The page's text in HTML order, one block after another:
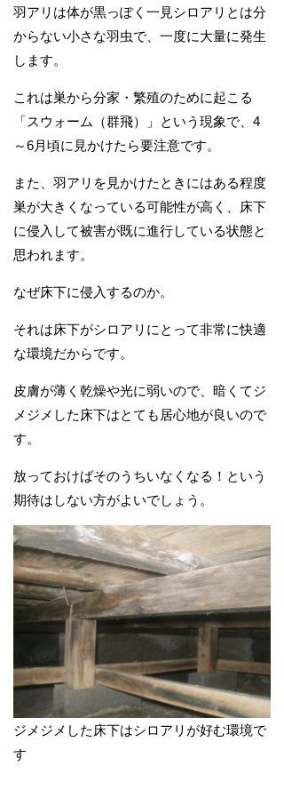
羽アリは体が黒っぽく一見シロアリとは分
からない小さな羽虫で、一度に大量に発生
します。
これは巣から分家・繁殖のために起こる
「スウォーム（群飛）」という現象で、4
～6月頃に見かけたら要注意です。
また、羽アリを見かけたときにはある程度
巣が大きくなっている可能性が高く、床下
に侵入して被害が既に進行している状態と
思われます。
なぜ床下に侵入するのか。
それは床下がシロアリにとって非常に快適
な環境だからです。
皮膚が薄く乾燥や光に弱いので、暗くてジ
メジメした床下はとても居心地が良いので
す。
放っておけばそのうちいなくなる！という
期待はしない方がよいでしょう。
ジメジメした床下はシロアリが好む環境で
す